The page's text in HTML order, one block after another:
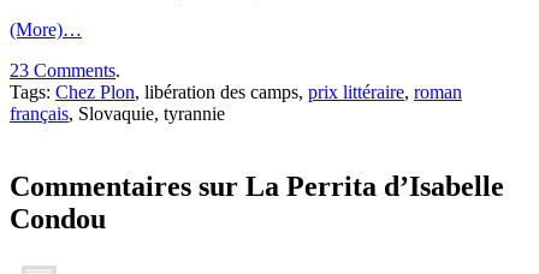
(More)…
23 Comments.
Tags: Chez Plon, libération des camps, prix littéraire, roman
français, Slovaquie, tyrannie
Commentaires sur La Perrita d’Isabelle
Condou